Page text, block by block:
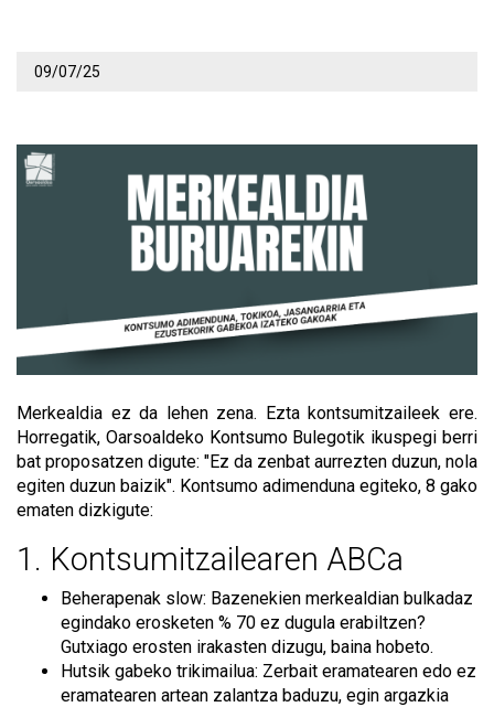
09/07/25
Merkealdia ez da lehen zena. Ezta kontsumitzaileek ere.
Horregatik, Oarsoaldeko Kontsumo Bulegotik ikuspegi berri
bat proposatzen digute: "Ez da zenbat aurrezten duzun, nola
egiten duzun baizik". Kontsumo adimenduna egiteko, 8 gako
ematen dizkigute:
1. Kontsumitzailearen ABCa
Beherapenak slow: Bazenekien merkealdian bulkadaz
egindako erosketen % 70 ez dugula erabiltzen?
Gutxiago erosten irakasten dizugu, baina hobeto.
Hutsik gabeko trikimailua: Zerbait eramatearen edo ez
eramatearen artean zalantza baduzu, egin argazkia